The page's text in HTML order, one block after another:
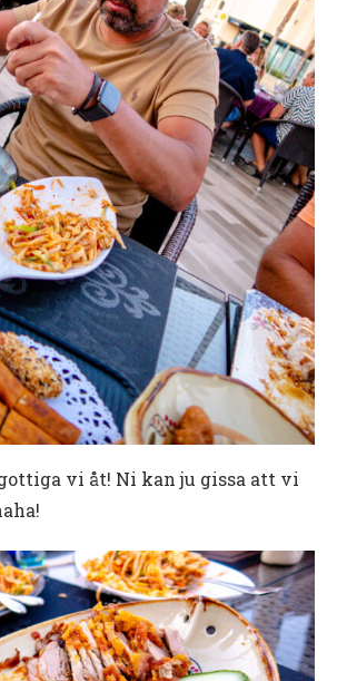
vi åt! Ni kan ju gissa att vi